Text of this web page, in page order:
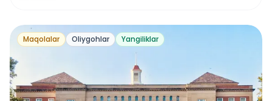
Maqolalar Oliygohlar Yangiliklar